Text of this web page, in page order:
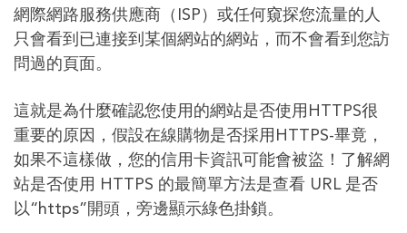
網際網路服務供應商（ISP）或任何窺探您流量的人
只會看到已連接到某個網站的網站，而不會看到您訪
問過的頁面。
這就是為什麼確認您使用的網站是否使用HTTPS很
重要的原因，假設在線購物是否採用HTTPS-畢竟，
如果不這樣做，您的信用卡資訊可能會被盜！了解網
站是否使用 HTTPS 的最簡單方法是查看 URL 是否
以“https”開頭，旁邊顯示綠色掛鎖。